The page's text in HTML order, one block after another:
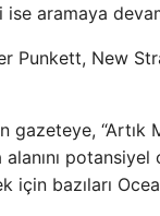
aramaya
Punkett, New
gazeteye,
alanını
bazıları